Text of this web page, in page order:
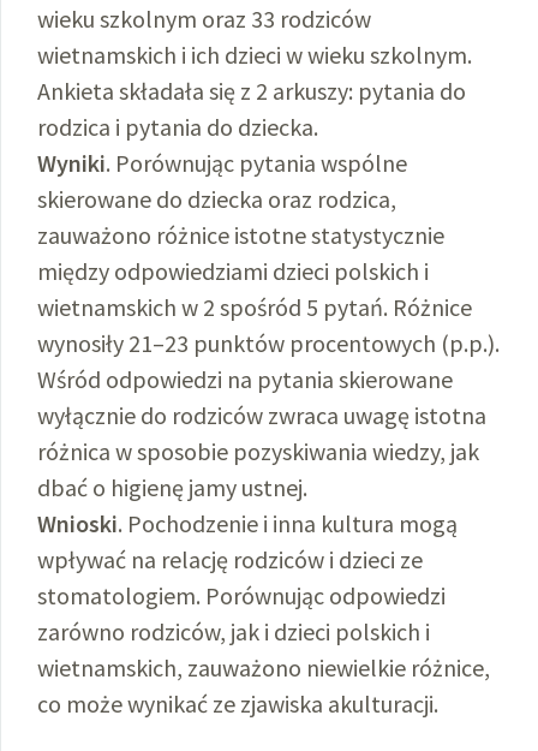
wieku szkolnym oraz 33 rodziców
wietnamskich i ich dzieci w wieku szkolnym.
Ankieta składała się z 2 arkuszy: pytania do
rodzica i pytania do dziecka.
Wyniki. Porównując pytania wspólne
skierowane do dziecka oraz rodzica,
zauważono różnice istotne statystycznie
między odpowiedziami dzieci polskich i
wietnamskich w 2 spośród 5 pytań. Różnice
wynosiły 21–23 punktów procentowych (p.p.).
Wśród odpowiedzi na pytania skierowane
wyłącznie do rodziców zwraca uwagę istotna
różnica w sposobie pozyskiwania wiedzy, jak
dbać o higienę jamy ustnej.
Wnioski. Pochodzenie i inna kultura mogą
wpływać na relację rodziców i dzieci ze
stomatologiem. Porównując odpowiedzi
zarówno rodziców, jak i dzieci polskich i
wietnamskich, zauważono niewielkie różnice,
co może wynikać ze zjawiska akulturacji.